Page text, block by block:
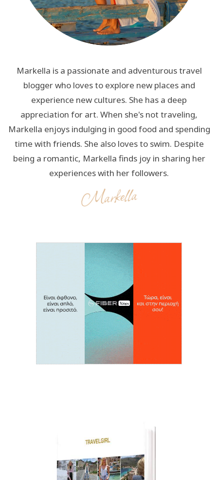
Markella is a passionate and adventurous travel
blogger who loves to explore new places and
experience new cultures. She has a deep
appreciation for art. When she's not traveling,
Markella enjoys indulging in good food and spending
time with friends. She also loves to swim. Despite
being a romantic, Markella finds joy in sharing her
experiences with her followers.